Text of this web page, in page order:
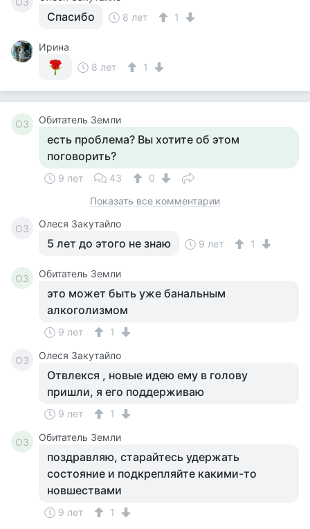
Спасибо 8 лет 1
Ирина
8 лет
1
ОЗ Обитатель Земли
есть проблема? Вы хотите об этом
поговорить?
9 лет 43
0
Показать все комментарии
ОЗ Олеся Закутайло
5 лет до этого не знаю 9 лет 1
ОЗ Обитатель Земли
это может быть уже банальным
алкоголизмом
9 лет 1
ОЗ Олеся Закутайло
Отвлекся , новые идею ему в голову
пришли, я его поддерживаю
9 лет 1
ОЗ Обитатель Земли
поздравляю, старайтесь удержать
состояние и подкрепляйте какими-то
новшествами
9 лет 1